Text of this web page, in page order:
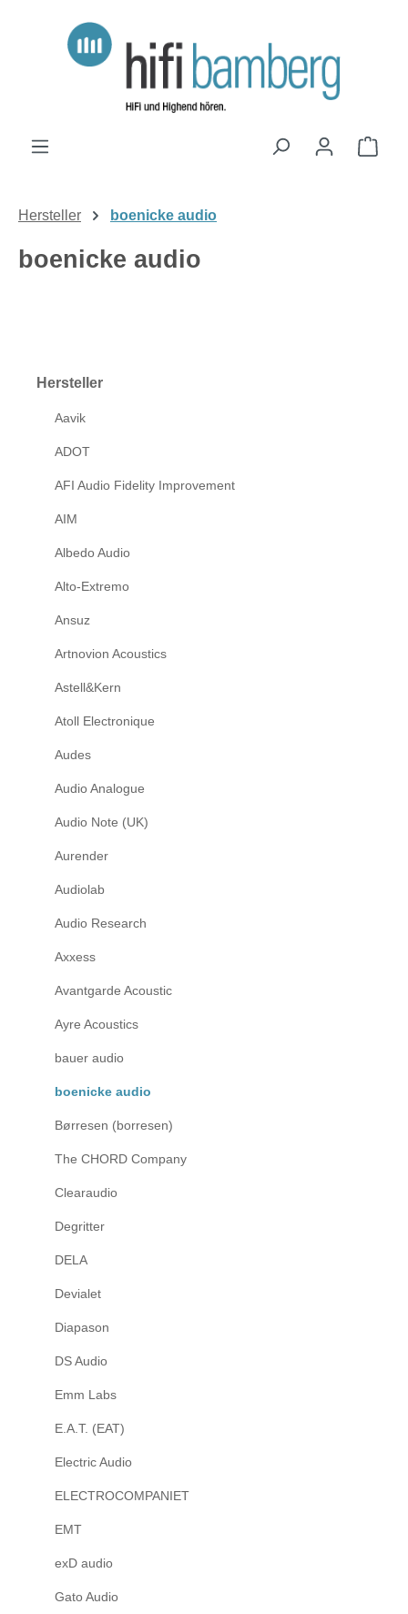
Zum Hauptinhalt springen
Hersteller boenicke audio
boenicke audio
Hersteller
Aavik
ADOT
AFI Audio Fidelity Improvement
AIM
Albedo Audio
Alto-Extremo
Ansuz
Artnovion Acoustics
Astell&Kern
Atoll Electronique
Audes
Audio Analogue
Audio Note (UK)
Aurender
Audiolab
Audio Research
Axxess
Avantgarde Acoustic
Ayre Acoustics
bauer audio
boenicke audio
Børresen (borresen)
The CHORD Company
Clearaudio
Degritter
DELA
Devialet
Diapason
DS Audio
Emm Labs
E.A.T. (EAT)
Electric Audio
ELECTROCOMPANIET
EMT
exD audio
Gato Audio